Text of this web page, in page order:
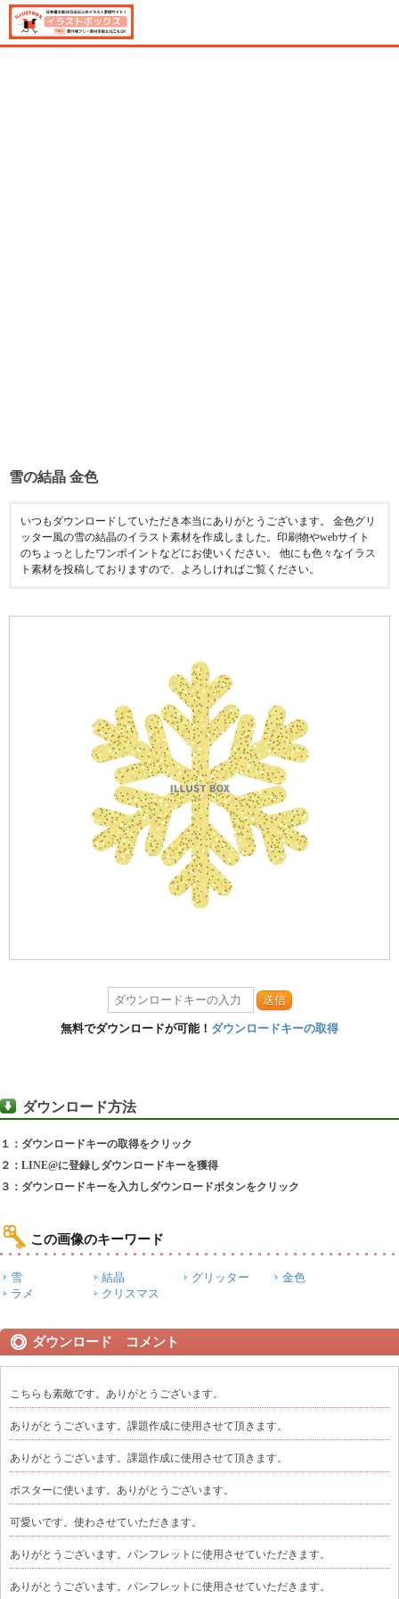
雪の結晶 金色
いつもダウンロードしていただき本当にありがとうございます。 金色グリ
ッター風の雪の結晶のイラスト素材を作成しました。印刷物やwebサイト
のちょっとしたワンポイントなどにお使いください。 他にも色々なイラス
ト素材を投稿しておりますので、よろしければご覧ください。
送信
無料でダウンロードが可能！ ダウンロードキーの取得
ダウンロード方法
１：ダウンロードキーの取得をクリック
２：LINE@に登録しダウンロードキーを獲得
３：ダウンロードキーを入力しダウンロードボタンをクリック
この画像のキーワード
雪 結晶 グリッター
金色
ラメ
クリスマス
ダウンロード コメント
こちらも素敵です。ありがとうございます。
ありがとうございます。課題作成に使用させて頂きます。
ありがとうございます。課題作成に使用させて頂きます。
ポスターに使います。ありがとうございます。
可愛いです。使わさせていただきます。
ありがとうございます。パンフレットに使用させていただきます。
ありがとうございます。パンフレットに使用させていただきます。